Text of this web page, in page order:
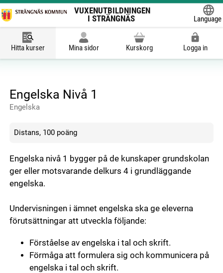
VUXENUTBILDNINGEN
I STRÄNGNÄS
Language
Hitta kurser Mina sidor Kurskorg Logga in
Engelska Nivå 1
Engelska
Distans, 100 poäng
Engelska nivå 1 bygger på de kunskaper grundskolan
ger eller motsvarande delkurs 4 i grundläggande
engelska.
Undervisningen i ämnet engelska ska ge eleverna
förutsättningar att utveckla följande:
Förståelse av engelska i tal och skrift.
Förmåga att formulera sig och kommunicera på
engelska i tal och skrift.